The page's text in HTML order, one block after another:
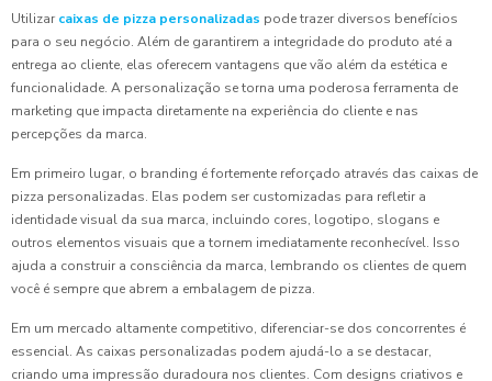
Utilizar caixas de pizza personalizadas pode trazer diversos benefícios
para o seu negócio. Além de garantirem a integridade do produto até a
entrega ao cliente, elas oferecem vantagens que vão além da estética e
funcionalidade. A personalização se torna uma poderosa ferramenta de
marketing que impacta diretamente na experiência do cliente e nas
percepções da marca.
Em primeiro lugar, o branding é fortemente reforçado através das caixas de
pizza personalizadas. Elas podem ser customizadas para refletir a
identidade visual da sua marca, incluindo cores, logotipo, slogans e
outros elementos visuais que a tornem imediatamente reconhecível. Isso
ajuda a construir a consciência da marca, lembrando os clientes de quem
você é sempre que abrem a embalagem de pizza.
Em um mercado altamente competitivo, diferenciar-se dos concorrentes é
essencial. As caixas personalizadas podem ajudá-lo a se destacar,
criando uma impressão duradoura nos clientes. Com designs criativos e